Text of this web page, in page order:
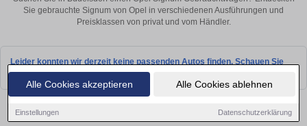
Alle Cookies akzeptieren Alle Cookies ablehnen
Einstellungen Datenschutzerklärung
Sie gebrauchte Signum von Opel in verschiedenen Ausführungen und
Preisklassen von privat und vom Händler.
Leider konnten wir derzeit keine passenden Autos finden. Schauen Sie
bald wieder vorbei!